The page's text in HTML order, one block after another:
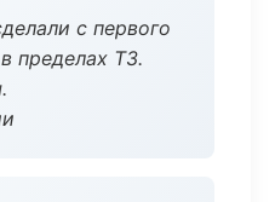
с первого
пределах ТЗ.